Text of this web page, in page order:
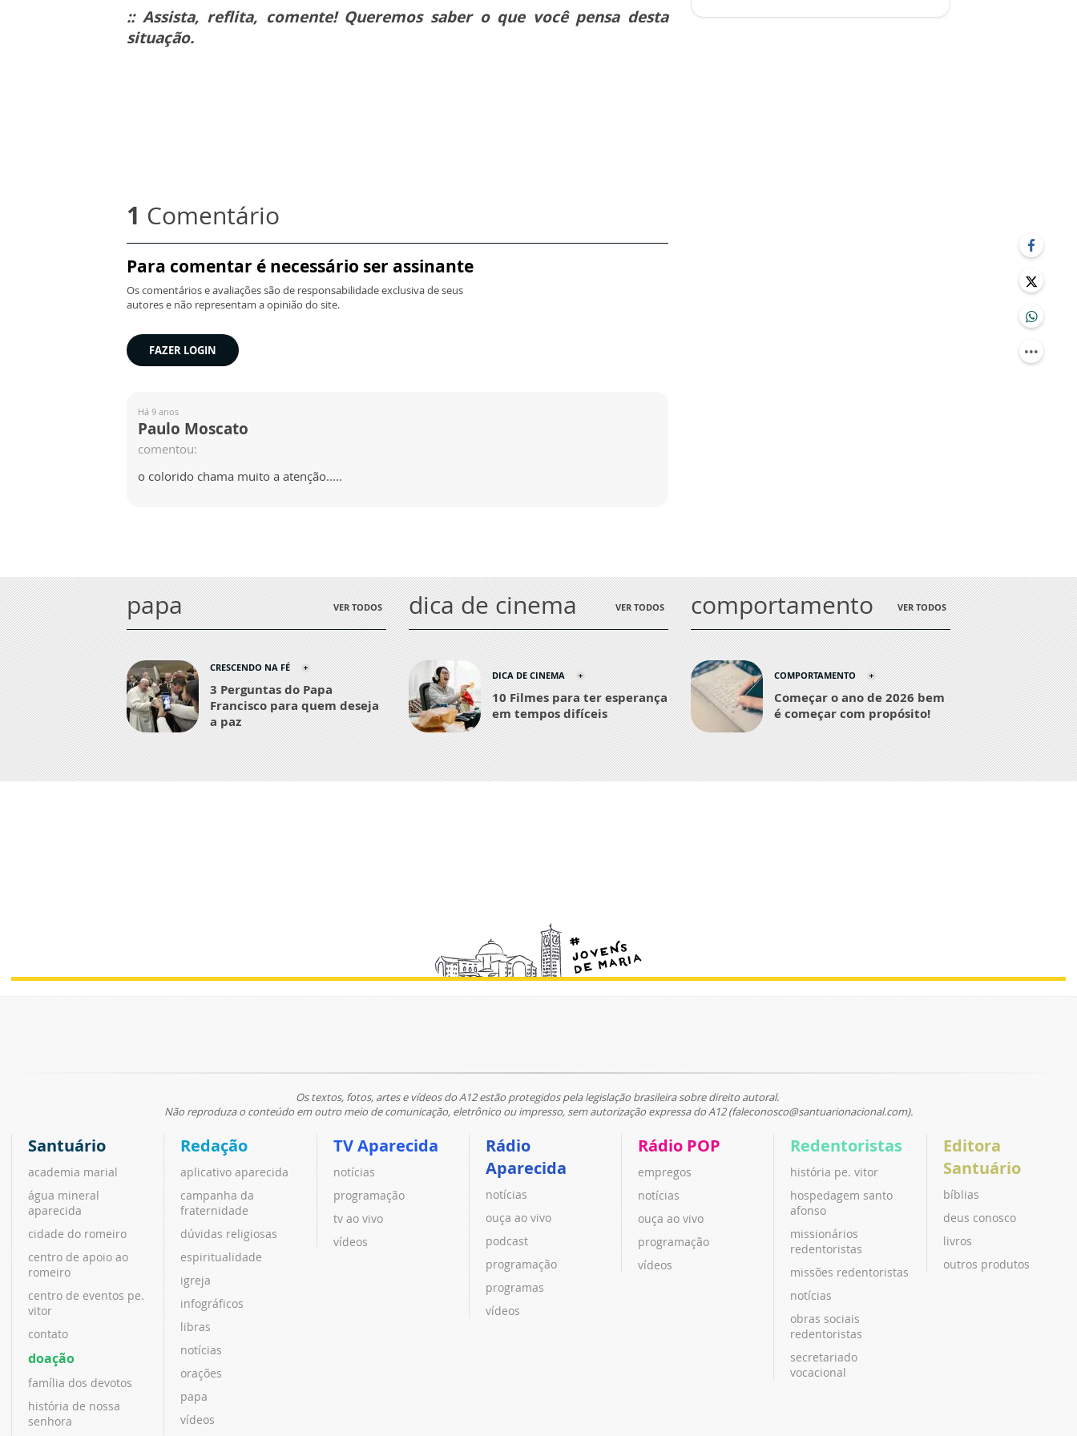
:: Assista, reflita, comente! Queremos saber o que você pensa desta
situação.
1 Comentário
Para comentar é necessário ser assinante
Os comentários e avaliações são de responsabilidade exclusiva de seus
autores e não representam a opinião do site.
FAZER LOGIN
Há 9 anos
Paulo Moscato
comentou:
o colorido chama muito a atenção.....
papa VER TODOS
CRESCENDO NA FÉ
3 Perguntas do Papa
Francisco para quem deseja
a paz
dica de cinema VER TODOS
DICA DE CINEMA
10 Filmes para ter esperança
em tempos difíceis
comportamento VER TODOS
COMPORTAMENTO
Começar o ano de 2026 bem
é começar com propósito!
Os textos, fotos, artes e vídeos do A12 estão protegidos pela legislação brasileira sobre direito autoral.
Não reproduza o conteúdo em outro meio de comunicação, eletrônico ou impresso, sem autorização expressa do A12 (faleconosco@santuarionacional.com).
Santuário
academia marial
água mineral
aparecida
cidade do romeiro
centro de apoio ao
romeiro
centro de eventos pe.
vitor
contato
doação
família dos devotos
história de nossa
senhora
Redação
aplicativo aparecida
campanha da
fraternidade
dúvidas religiosas
espiritualidade
igreja
infográficos
libras
notícias
orações
papa
vídeos
TV Aparecida
notícias
programação
tv ao vivo
vídeos
Rádio
Aparecida
notícias
ouça ao vivo
podcast
programação
programas
vídeos
Rádio POP
empregos
notícias
ouça ao vivo
programação
vídeos
Redentoristas
história pe. vitor
hospedagem santo
afonso
missionários
redentoristas
missões redentoristas
notícias
obras sociais
redentoristas
secretariado
vocacional
Editora
Santuário
bíblias
deus conosco
livros
outros produtos